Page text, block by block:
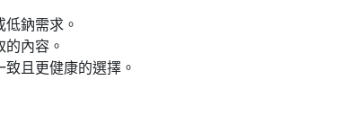
鈉需求。
內容。
且更健康的選擇。